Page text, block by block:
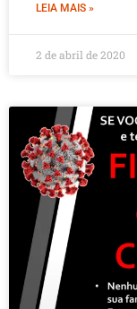
LEIA MAIS »
2 de abril de 2020